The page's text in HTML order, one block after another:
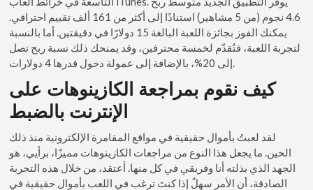
4.6 نجوم (من 5 مشاهير) استنادًا إلى أكثر من 161 ألف تقييم احترافي.
يمكنك الفوز بجائزة اللعبة البالغة 15 دولارًا في دقيقتين. أما بالنسبة
لتجربة اللعبة، فتُقدّم لخمسة محترفين، وقد يمنحك ذلك نسبة ربح تصل
كيف نقوم بمراجعة الكازينوهات على
الإنترنت بالضبط
لقد لعبتُ بأموال حقيقية في مواقع المقامرة الإلكترونية منذ ذلك
الحين. ما يجعل هذا النوع من مراجعات الكازينوهات مميزًا، برأيي، هو
الجهد الذي بذلته أنا وفريقي في كل منها. أعتقد، من خلال هذه التجربة
الصادقة، أن الأمر سهلٌ إذا كنتَ ترغب في اللعب بأموال حقيقية في